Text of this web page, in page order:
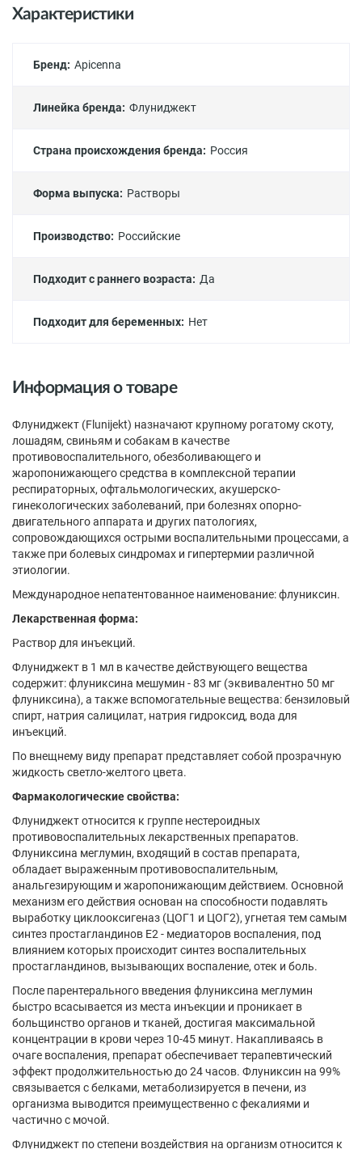
Характеристики
Бренд: Apicenna
Линейка бренда: Флуниджект
Страна происхождения бренда: Россия
Форма выпуска: Растворы
Производство: Российские
Подходит с раннего возраста: Да
Подходит для беременных: Нет
Информация о товаре
Флуниджект (Flunijekt) назначают крупному рогатому скоту,
лошадям, свиньям и собакам в качестве
противовоспалительного, обезболивающего и
жаропонижающего средства в комплексной терапии
респираторных, офтальмологических, акушерско-
гинекологических заболеваний, при болезнях опорно-
двигательного аппарата и других патологиях,
сопровождающихся острыми воспалительными процессами, а
также при болевых синдромах и гипертермии различной
этиологии.
Международное непатентованное наименование: флуниксин.
Лекарственная форма:
Раствор для инъекций.
Флуниджект в 1 мл в качестве действующего вещества
содержит: флуниксина мешумин - 83 мг (эквивалентно 50 мг
флуниксина), а также вспомогательные вещества: бензиловый
спирт, натрия салицилат, натрия гидроксид, вода для
инъекций.
По внещнему виду препарат представляет собой прозрачную
жидкость светло-желтого цвета.
Фармакологические свойства:
Флуниджект относится к группе нестероидных
противовоспалительных лекарственных препаратов.
Флуниксина меглумин, входящий в состав препарата,
обладает выраженным противовоспалительным,
анальгезирующим и жаропонижающим действием. Основной
механизм его действия основан на способности подавлять
выработку циклооксигеназ (ЦОГ1 и ЦОГ2), угнетая тем самым
синтез простагландинов Е2 - медиаторов воспаления, под
влиянием которых происходит синтез воспалительных
простагландинов, вызывающих воспаление, отек и боль.
После парентерального введения флуниксина меглумин
быстро всасывается из места инъекции и проникает в
больщинство органов и тканей, достигая максимальной
концентрации в крови через 10-45 минут. Накапливаясь в
очаге воспаления, препарат обеспечивает терапевтический
эффект продолжительностью до 24 часов. Флуниксин на 99%
связывается с белками, метаболизируется в печени, из
организма выводится преимущественно с фекалиями и
частично с мочой.
Флуниджект по степени воздействия на организм относится к